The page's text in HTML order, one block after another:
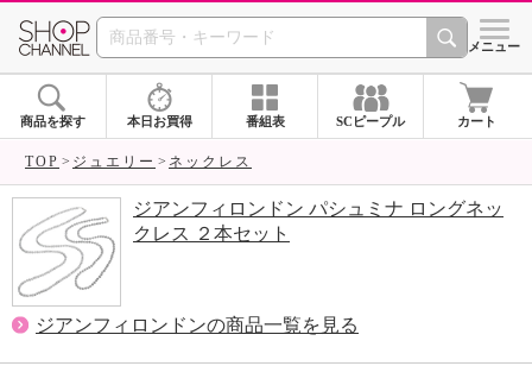
SHOP CHANNEL シメニュー
商品を探す 本日お買得 番組表 SCピープル カート
TOP ジュエリー ネックレス
ジアンフィロンドン パシュミナ ロングネッ
クレス ２本セット
ジアンフィロンドンの商品一覧を見る